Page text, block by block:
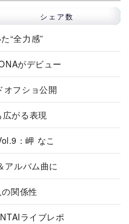
シェア数
“全力感”
がデビュー
オフショ公開
がる表現
：岬 なこ
アルバム曲に
関係性
ライブレポ